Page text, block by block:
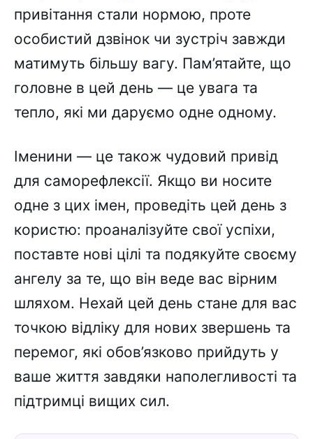
привітання стали нормою, проте
особистий дзвінок чи зустріч завжди
матимуть більшу вагу. Пам’ятайте, що
головне в цей день — це увага та
тепло, які ми даруємо одне одному.
Іменини — це також чудовий привід
для саморефлексії. Якщо ви носите
одне з цих імен, проведіть цей день з
користю: проаналізуйте свої успіхи,
поставте нові цілі та подякуйте своєму
ангелу за те, що він веде вас вірним
шляхом. Нехай цей день стане для вас
точкою відліку для нових звершень та
перемог, які обов’язково прийдуть у
ваше життя завдяки наполегливості та
підтримці вищих сил.